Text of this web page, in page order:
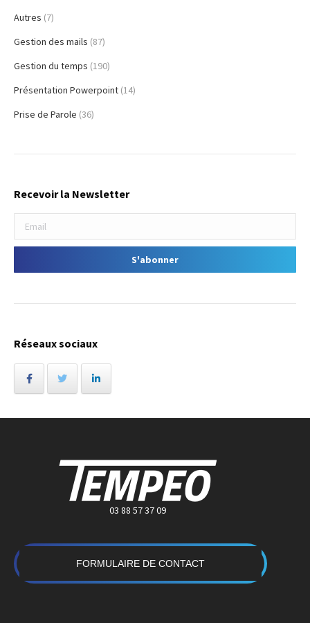
Autres (7)
Gestion des mails (87)
Gestion du temps (190)
Présentation Powerpoint (14)
Prise de Parole (36)
Recevoir la Newsletter
Réseaux sociaux
03 88 57 37 09
FORMULAIRE DE CONTACT